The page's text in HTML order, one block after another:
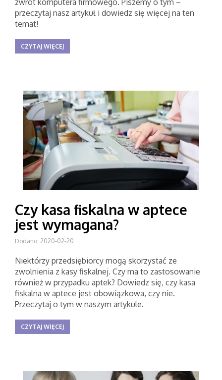
zwrot komputera firmowego. Piszemy o tym –
przeczytaj nasz artykuł i dowiedz się więcej na ten
temat!
CZYTAJ WIĘCEJ
Czy kasa fiskalna w aptece
jest wymagana?
Dodano: 2020-02-20
Niektórzy przedsiębiorcy mogą skorzystać ze
zwolnienia z kasy fiskalnej. Czy ma to zastosowanie
również w przypadku aptek? Dowiedz się, czy kasa
fiskalna w aptece jest obowiązkowa, czy nie.
Przeczytaj o tym w naszym artykule.
CZYTAJ WIĘCEJ